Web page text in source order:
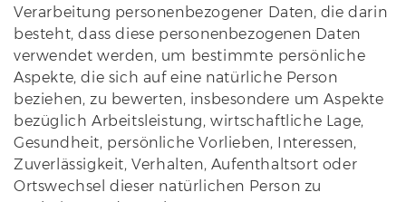
Verarbeitung personenbezogener Daten, die darin
besteht, dass diese personenbezogenen Daten
verwendet werden, um bestimmte persönliche
Aspekte, die sich auf eine natürliche Person
beziehen, zu bewerten, insbesondere um Aspekte
bezüglich Arbeitsleistung, wirtschaftliche Lage,
Gesundheit, persönliche Vorlieben, Interessen,
Zuverlässigkeit, Verhalten, Aufenthaltsort oder
Ortswechsel dieser natürlichen Person zu